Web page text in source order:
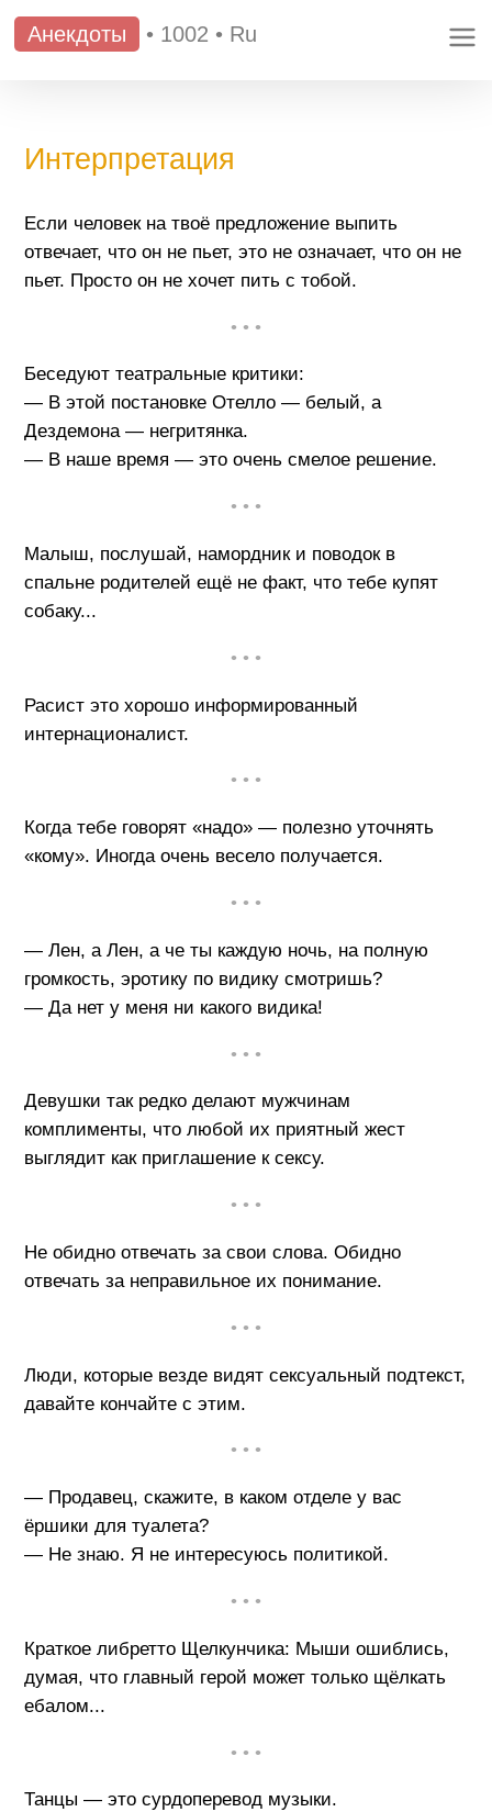
Анекдоты • 1002 • Ru
Интерпретация
Если человек на твоё предложение выпить
отвечает, что он не пьет, это не означает, что он не
пьет. Просто он не хочет пить с тобой.
• • •
Беседуют театральные критики:
— В этой постановке Отелло — белый, а
Дездемона — негритянка.
— В наше время — это очень смелое решение.
• • •
Малыш, послушай, намордник и поводок в
спальне родителей ещё не факт, что тебе купят
собаку...
• • •
Расист это хорошо информированный
интернационалист.
• • •
Когда тебе говорят «надо» — полезно уточнять
«кому». Иногда очень весело получается.
• • •
— Лен, а Лен, а че ты каждую ночь, на полную
громкость, эротику по видику смотришь?
— Да нет у меня ни какого видика!
• • •
Девушки так редко делают мужчинам
комплименты, что любой их приятный жест
выглядит как приглашение к сексу.
• • •
Не обидно отвечать за свои слова. Обидно
отвечать за неправильное их понимание.
• • •
Люди, которые везде видят сексуальный подтекст,
давайте кончайте с этим.
• • •
— Продавец, скажите, в каком отделе у вас
ёршики для туалета?
— Не знаю. Я не интересуюсь политикой.
• • •
Краткое либретто Щелкунчика: Мыши ошиблись,
думая, что главный герой может только щёлкать
ебалом...
• • •
Танцы — это сурдоперевод музыки.